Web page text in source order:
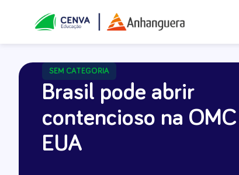
SEM CATEGORIA
Brasil pode abrir
contencioso na
EUA